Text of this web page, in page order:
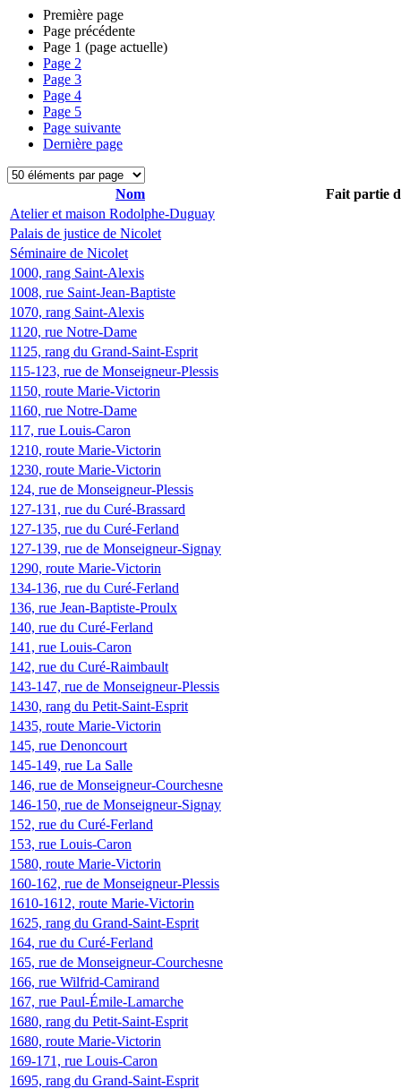
Première page
Page précédente
Page 1 (page actuelle)
Page 2
Page 3
Page 4
Page 5
Page suivante
Dernière page
Nom
Fait partie
Atelier et maison Rodolphe-Duguay
Palais de justice de Nicolet
Séminaire de Nicolet
1000, rang Saint-Alexis
1008, rue Saint-Jean-Baptiste
1070, rang Saint-Alexis
1120, rue Notre-Dame
1125, rang du Grand-Saint-Esprit
115-123, rue de Monseigneur-Plessis
1150, route Marie-Victorin
1160, rue Notre-Dame
117, rue Louis-Caron
1210, route Marie-Victorin
1230, route Marie-Victorin
124, rue de Monseigneur-Plessis
127-131, rue du Curé-Brassard
127-135, rue du Curé-Ferland
127-139, rue de Monseigneur-Signay
1290, route Marie-Victorin
134-136, rue du Curé-Ferland
136, rue Jean-Baptiste-Proulx
140, rue du Curé-Ferland
141, rue Louis-Caron
142, rue du Curé-Raimbault
143-147, rue de Monseigneur-Plessis
1430, rang du Petit-Saint-Esprit
1435, route Marie-Victorin
145, rue Denoncourt
145-149, rue La Salle
146, rue de Monseigneur-Courchesne
146-150, rue de Monseigneur-Signay
152, rue du Curé-Ferland
153, rue Louis-Caron
1580, route Marie-Victorin
160-162, rue de Monseigneur-Plessis
1610-1612, route Marie-Victorin
1625, rang du Grand-Saint-Esprit
164, rue du Curé-Ferland
165, rue de Monseigneur-Courchesne
166, rue Wilfrid-Camirand
167, rue Paul-Émile-Lamarche
1680, rang du Petit-Saint-Esprit
1680, route Marie-Victorin
169-171, rue Louis-Caron
1695, rang du Grand-Saint-Esprit